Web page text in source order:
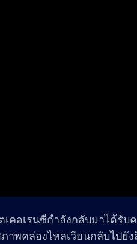
คอเรนซีกำลังกลับมาได้รั
าพคล่องไหลเวียนกลับไป